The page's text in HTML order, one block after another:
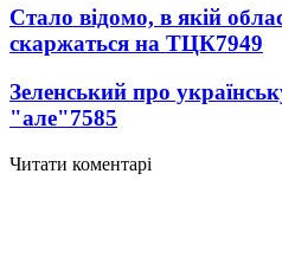
Стало відомо, в якій
скаржаться на ТЦК7949
Зеленський про
"але"7585
Читати коментарі